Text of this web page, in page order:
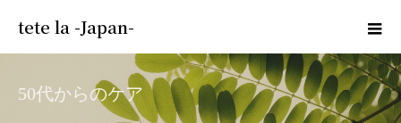
tete la -Japan-
50代からのケア